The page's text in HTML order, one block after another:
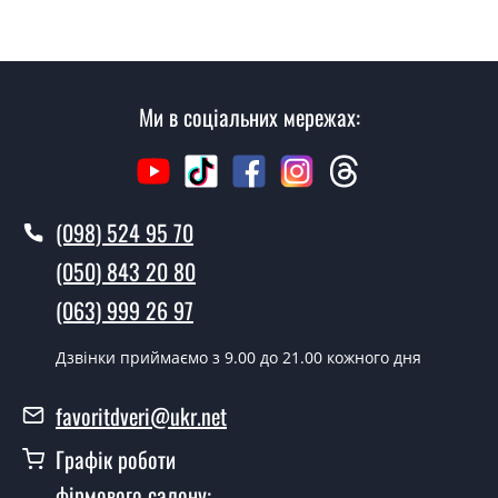
Ви робите установку плінтусів?
Так робимо. Монтаж плінтусів проводиться згідно з
Скільки коштує установка дверей
Плінтус РР16145?
Вартість встановлення дверей Плінтус РР16145 - від
Плінтус РР16145?
У той самий день протягом кількох годин, за умови
наявності їх на складі, чи наступного дня.
Ми в соціальних мережах:
(098) 524 95 70
(050) 843 20 80
(063) 999 26 97
Дзвінки приймаємо з 9.00 до 21.00 кожного дня
favoritdveri@ukr.net
Графік роботи